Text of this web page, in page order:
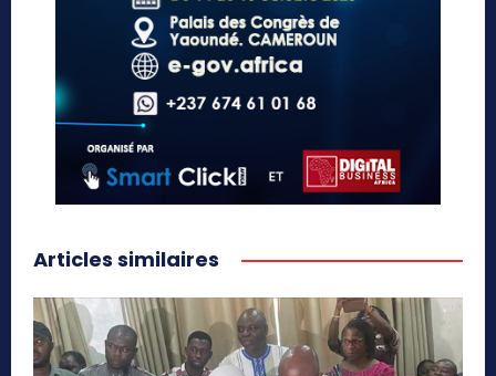
Articles similaires